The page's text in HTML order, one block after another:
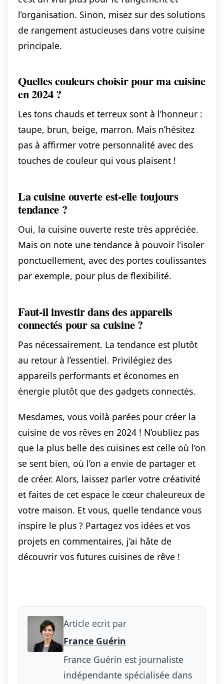
l’organisation. Sinon, misez sur des solutions
de rangement astucieuses dans votre cuisine
principale.
Quelles couleurs choisir pour ma cuisine
en 2024 ?
Les tons chauds et terreux sont à l’honneur :
taupe, brun, beige, marron. Mais n’hésitez
pas à affirmer votre personnalité avec des
touches de couleur qui vous plaisent !
La cuisine ouverte est-elle toujours
tendance ?
Oui, la cuisine ouverte reste très appréciée.
Mais on note une tendance à pouvoir l’isoler
ponctuellement, avec des portes coulissantes
par exemple, pour plus de flexibilité.
Faut-il investir dans des appareils
connectés pour sa cuisine ?
Pas nécessairement. La tendance est plutôt
au retour à l’essentiel. Privilégiez des
appareils performants et économes en
énergie plutôt que des gadgets connectés.
Mesdames, vous voilà parées pour créer la
cuisine de vos rêves en 2024 ! N’oubliez pas
que la plus belle des cuisines est celle où l’on
se sent bien, où l’on a envie de partager et
de créer. Alors, laissez parler votre créativité
et faites de cet espace le cœur chaleureux de
votre maison. Et vous, quelle tendance vous
inspire le plus ? Partagez vos idées et vos
projets en commentaires, j’ai hâte de
découvrir vos futures cuisines de rêve !
Article ecrit par
France Guérin
France Guérin est journaliste
indépendante spécialisée dans